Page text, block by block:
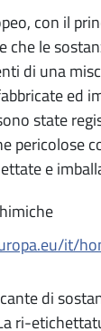
con il
che le
di una
ed
state
pericolose
e
it/
di
ri-